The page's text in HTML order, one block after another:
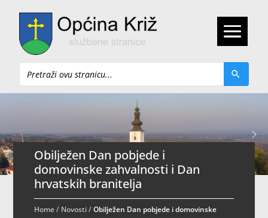
Pretraži
Obilježen Dan pobjede i
domovinske zahvalnosti i Dan
hrvatskih branitelja
Home/ Novosti/Obilježen Dan pobjede i domovinske